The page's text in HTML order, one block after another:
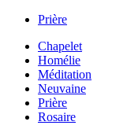
Prière
Chapelet
Homélie
Méditation
Neuvaine
Prière
Rosaire